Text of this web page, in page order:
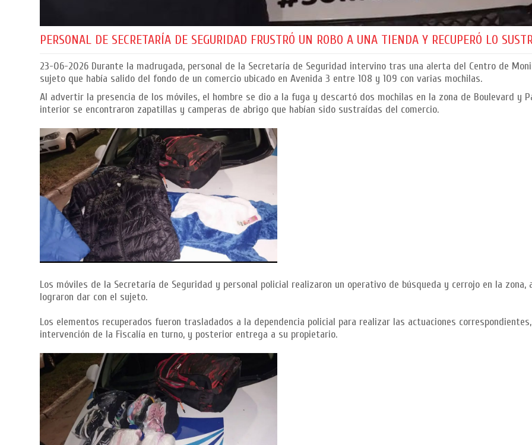
PERSONAL DE SECRETARÍA DE SEGURIDAD FRUSTRÓ UN ROBO A UNA TIENDA Y RECUPERÓ LO
23-06-2026 Durante la madrugada, personal de la Secretaría de Seguridad intervino tras una alerta del Centro de
sujeto que había salido del fondo de un comercio ubicado en Avenida 3 entre 108 y 109 con varias mochilas.
Al advertir la presencia de los móviles, el hombre se dio a la fuga y descartó dos mochilas en la zona de Boulevard y
interior se encontraron zapatillas y camperas de abrigo que habían sido sustraídas del comercio.
Los móviles de la Secretaría de Seguridad y personal policial realizaron un operativo de búsqueda y cerrojo en la zona,
lograron dar con el sujeto.
Los elementos recuperados fueron trasladados a la dependencia policial para realizar las actuaciones
intervención de la Fiscalía en turno, y posterior entrega a su propietario.